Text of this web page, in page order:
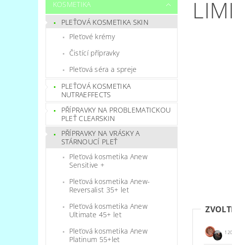
KOSMETIKA
PLEŤOVÁ KOSMETIKA SKIN
Pleťové krémy
Čistící přípravky
Pleťová séra a spreje
PLEŤOVÁ KOSMETIKA
NUTRAEFFECTS
PŘÍPRAVKY NA PROBLEMATICKOU
PLEŤ CLEARSKIN
PŘÍPRAVKY NA VRÁSKY A
STÁRNOUCÍ PLEŤ
Pleťová kosmetika Anew
Sensitive +
Pleťová kosmetika Anew-
Reversalist 35+ let
Pleťová kosmetika Anew
Ultimate 45+ let
Pleťová kosmetika Anew
Platinum 55+let